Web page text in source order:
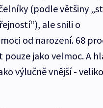
(podle většiny
ale snili o
od narození. 68
pouze jako velmoc. A
výlučně vnější -